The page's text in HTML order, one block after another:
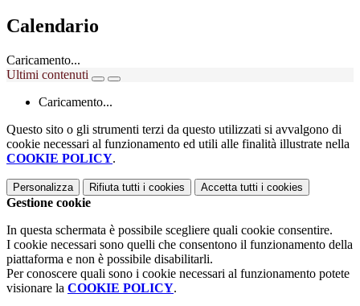
Calendario
Caricamento...
Ultimi contenuti
Caricamento...
Questo sito o gli strumenti terzi da questo utilizzati si avvalgono di
cookie necessari al funzionamento ed utili alle finalità illustrate nella
COOKIE POLICY.
Personalizza Rifiuta tutti i cookies Accetta tutti i cookies
Gestione cookie
In questa schermata è possibile scegliere quali cookie consentire.
I cookie necessari sono quelli che consentono il funzionamento della
piattaforma e non è possibile disabilitarli.
Per conoscere quali sono i cookie necessari al funzionamento potete
visionare la COOKIE POLICY.